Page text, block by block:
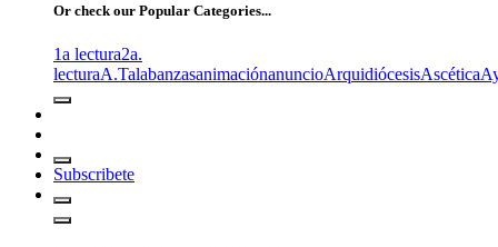
Or check our Popular Categories...
1a lectura2a.
lecturaA.TalabanzasanimaciónanuncioArquidiócesisAscética
Subscribete